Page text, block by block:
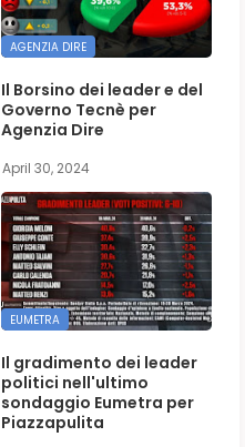
AGENZIA DIRE
Il Borsino dei leader e del
Governo Tecnè per
Agenzia Dire
April 30, 2024
EUMETRA
Il gradimento dei leader
politici nell'ultimo
sondaggio Eumetra per
Piazzapulita